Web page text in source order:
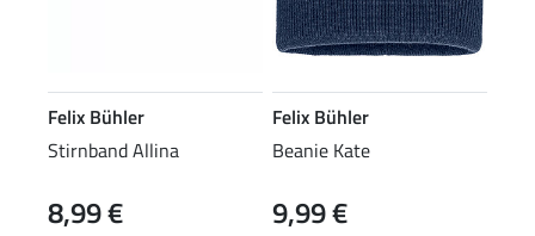
Felix Bühler
Stirnband Allina
8,99 €
Felix Bühler
Beanie Kate
9,99 €